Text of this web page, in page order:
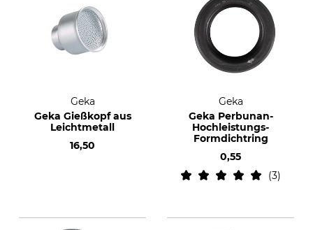
Geka
Geka Gießkopf aus
Leichtmetall
16,50
Geka
Geka Perbunan-
Hochleistungs-
Formdichtring
0,55
3